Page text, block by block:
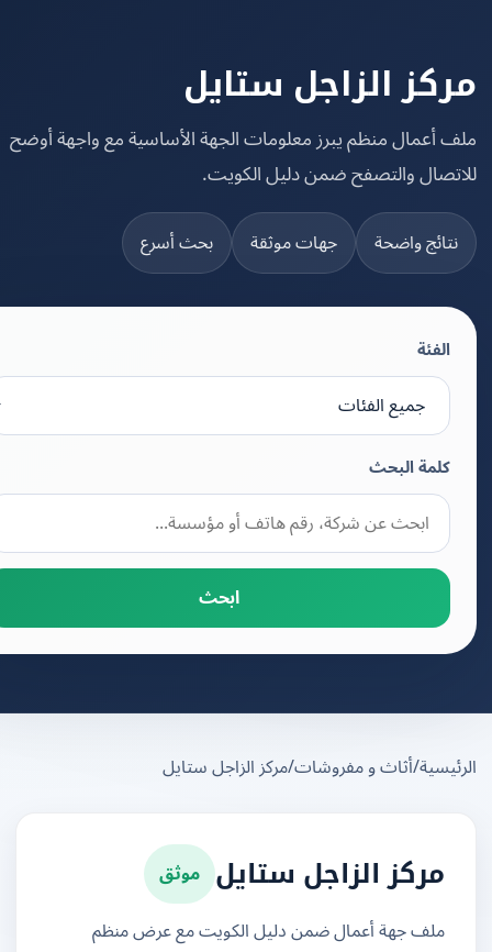
الزاجل ستايل
منظم يبرز معلومات الجهة الأساسية مع واجهة أوضح
والتصفح ضمن دليل الكويت.
واضحة جهات موثقة بحث أسرع
كلمة البحث
ابحث
/أثاث و مفروشات/مركز الزاجل ستايل
مركز الزاجل ستايل موثق
ملف جهة أعمال ضمن دليل الكويت مع عرض منظم